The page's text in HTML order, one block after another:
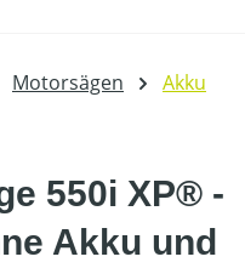
Motorsägen Akku
550i XP® -
Akku und